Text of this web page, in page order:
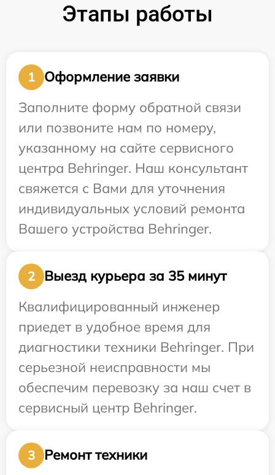
Этапы работы
1
Оформление заявки
Заполните форму обратной связи
или позвоните нам по номеру,
указанному на сайте сервисного
центра Behringer. Наш консультант
свяжется с Вами для уточнения
индивидуальных условий ремонта
Вашего устройства Behringer.
2
Выезд курьера за 35 минут
Квалифицированный инженер
приедет в удобное время для
диагностики техники Behringer. При
серьезной неисправности мы
обеспечим перевозку за наш счет в
сервисный центр Behringer.
3 Ремонт техники